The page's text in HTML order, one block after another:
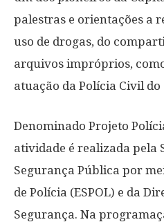
palestras e orientações a
uso de drogas, do
arquivos impróprios,
atuação da Polícia Civil do
Denominado Projeto
atividade é realizada pela
Segurança Pública por
de Polícia (ESPOL) e da
Segurança. Na